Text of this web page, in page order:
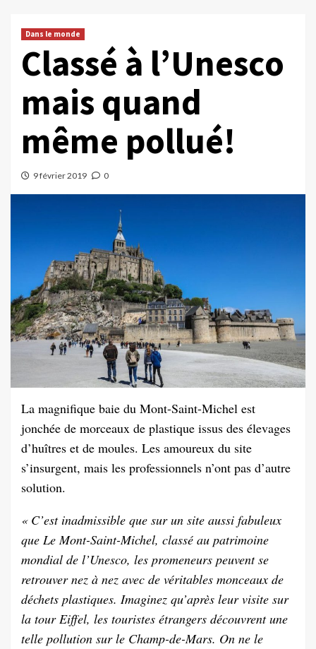
Dans le monde
Classé à l’Unesco
mais quand
même pollué!
9 février 2019 0
La magnifique baie du Mont-Saint-Michel est
jonchée de morceaux de plastique issus des élevages
d’huîtres et de moules. Les amoureux du site
s’insurgent, mais les professionnels n’ont pas d’autre
solution.
« C’est inadmissible que sur un site aussi fabuleux
que Le Mont-Saint-Michel, classé au patrimoine
mondial de l’Unesco, les promeneurs peuvent se
retrouver nez à nez avec de véritables monceaux de
déchets plastiques. Imaginez qu’après leur visite sur
la tour Eiffel, les touristes étrangers découvrent une
telle pollution sur le Champ-de-Mars. On ne le